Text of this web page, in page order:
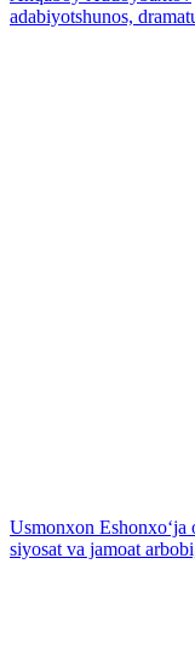
adabiyotshunos,
Usmonxon Eshonxoʻja
siyosat va jamoat